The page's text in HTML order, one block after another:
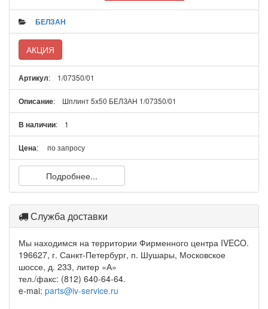
БЕЛЗАН
АКЦИЯ
Артикул: 1/07350/01
Описание: Шплинт 5x50 БЕЛЗАН 1/07350/01
В наличии: 1
Цена: по запросу
Подробнее...
Служба доставки
Мы находимся на территории Фирменного центра IVECO.
196627, г. Санкт-Петербург, п. Шушары, Московское
шоссе, д. 233, литер «А»
тел./факс: (812) 640-64-64.
e-mai: parts@iv-service.ru